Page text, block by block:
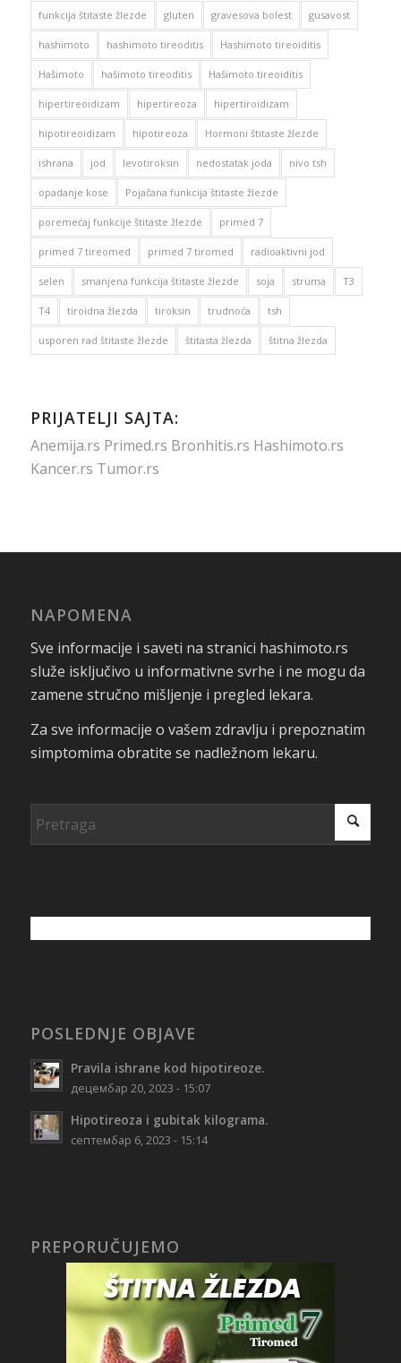
funkcija štitaste žlezde gluten gravesova bolest gusavost
hashimoto hashimoto tireoditis Hashimoto tireoiditis
Hašimoto hašimoto tireoditis Hašimoto tireoiditis
hipertireoidizam hipertireoza hipertiroidizam
hipotireoidizam hipotireoza Hormoni štitaste žlezde
ishrana jod levotiroksin nedostatak joda nivo tsh
opadanje kose Pojačana funkcija štitaste žlezde
poremećaj funkcije štitaste žlezde primed 7
primed 7 tireomed primed 7 tiromed radioaktivni jod
selen smanjena funkcija štitaste žlezde soja struma T3
T4 tiroidna žlezda tiroksin trudnoća tsh
usporen rad štitaste žlezde štitasta žlezda štitna žlezda
PRIJATELJI SAJTA:
Anemija.rs Primed.rs Bronhitis.rs Hashimoto.rs
Kancer.rs Tumor.rs
NAPOMENA
Sve informacije i saveti na stranici hashimoto.rs
služe isključivo u informativne svrhe i ne mogu da
zamene stručno mišljenje i pregled lekara.
Za sve informacije o vašem zdravlju i prepoznatim
simptomima obratite se nadležnom lekaru.
POSLEDNJE OBJAVE
Pravila ishrane kod hipotireoze.
децембар 20, 2023 - 15:07
Hipotireoza i gubitak kilograma.
септембар 6, 2023 - 15:14
PREPORUČUJEMO